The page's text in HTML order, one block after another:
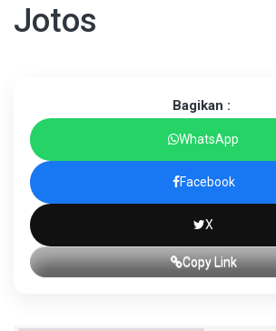
Jotos
Bagikan :
WhatsApp
Facebook
X
Copy Link